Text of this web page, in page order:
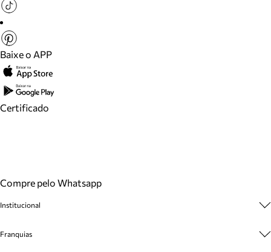
Baixe o APP
Certificado
Compre pelo Whatsapp
Institucional
Cashback
Franquias